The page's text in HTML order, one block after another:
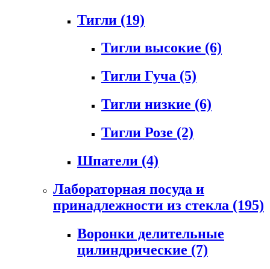
Тигли (19)
Тигли высокие (6)
Тигли Гуча (5)
Тигли низкие (6)
Тигли Розе (2)
Шпатели (4)
Лабораторная посуда и
принадлежности из стекла (195)
Воронки делительные
цилиндрические (7)